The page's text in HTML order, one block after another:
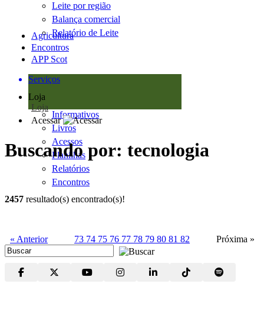
Leite por região
Balança comercial
Relatório de Leite
Agricultura
Encontros
APP Scot
Serviços
Loja
Loja
Informativos
Livros
Acessos
Planilhas
Relatórios
Encontros
Acessar
Buscando por: tecnologia
2457 resultado(s) encontrado(s)!
« Anterior 73 74 75 76 77 78 79 80 81 82 Próxima »